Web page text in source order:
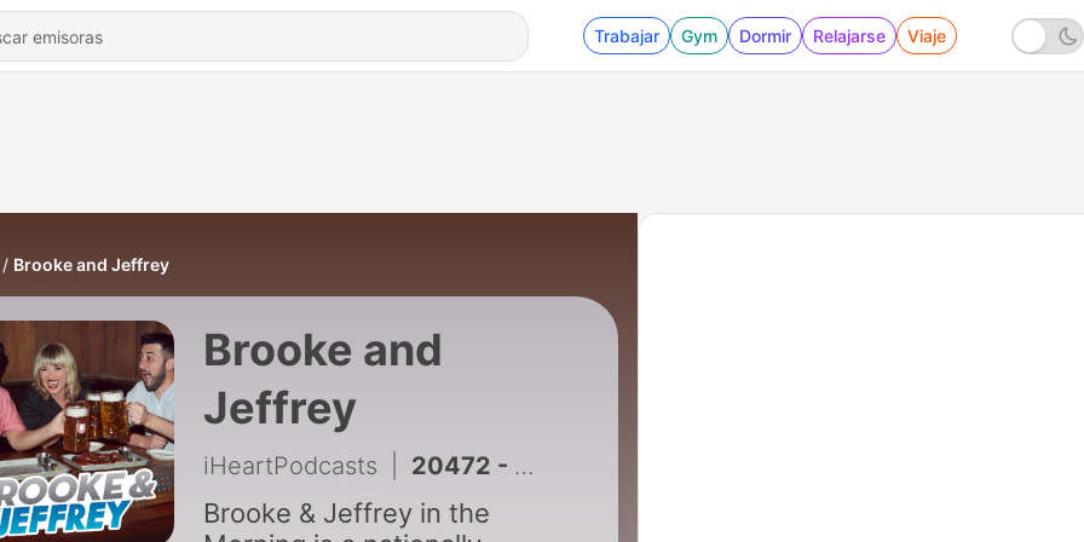
Trabajar Gym Dormir Relajarse Viaje
Brooke and Jeffrey
Brooke and
Jeffrey
iHeartPodcasts 20472 - FULL SHOW: Funeral Excuse Confession, Don’t Propose Textual Healing + WORST Anthem Ever (8/6/26)
Brooke & Jeffrey in the